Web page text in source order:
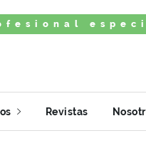
Revistas